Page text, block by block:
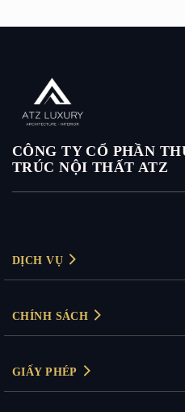
CÔNG TY CỔ PHẦN
TRÚC NỘI THẤT ATZ
DỊCH VỤ
Thiết kế nội thất biệt thự
Thiết kế nội thất văn phòng
CHÍNH SÁCH
Chính sách thanh toán
GIẤY PHÉP